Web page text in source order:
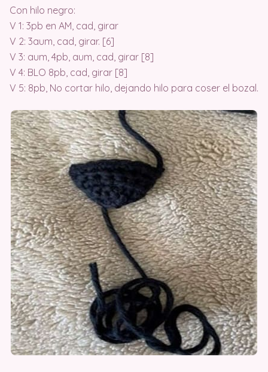
Con hilo negro:
V 1: 3pb en AM, cad, girar
V 2: 3aum, cad, girar. [6]
V 3: aum, 4pb, aum, cad, girar [8]
V 4: BLO 8pb, cad, girar [8]
V 5: 8pb, No cortar hilo, dejando hilo para coser el bozal.